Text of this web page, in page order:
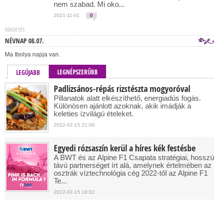
nem szabad. Mi oko...
2021-11-01 0
HÍRDETÉS
NÉVNAP 08.07.
Ma Ibolya napja van.
LEGÚJABB LEGNÉPSZERŰBB
Padlizsános-répás rizstészta mogyoróval
Pillanatok alatt elkészíthető, energiadús fogás.
Különösen ajánlott azoknak, akik imádják a
keleties ízvilágú ételeket.
2022-02-15 21:00
Egyedi rózsaszín kerül a híres kék festésbe
A BWT és az Alpine F1 Csapata stratégiai, hosszú
távú partnerséget írt alá, amelynek értelmében az
osztrák víztechnológia cég 2022-től az Alpine F1
Te...
2022-02-15 18:02